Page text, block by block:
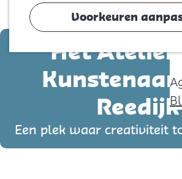
Voorkeuren
e
Het Atelier
Kunstenaar
Reedijk
Een plek waar creativiteit